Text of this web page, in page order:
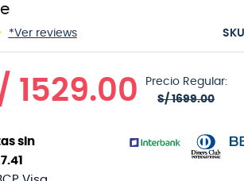
*Ver reviews
1529.00
Precio Regular:
S/ 1699.00
sin
.41